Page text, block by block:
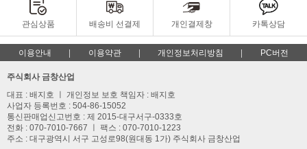
관심상품 배송비 선결제 개인결제창 카톡상담
이용안내 이용약관 개인정보처리방침 PC버전
주식회사 금창산업
대표 : 배지호 ㅣ 개인정보 보호 책임자 : 배지호
사업자 등록번호 : 504-86-15052
통신판매업신고번호 : 제 2015-대구서구-0333호
전화 : 070-7010-7667 ㅣ 팩스 : 070-7010-1223
주소 : 대구광역시 서구 고성로98(원대동 1가) 주식회사 금창산업